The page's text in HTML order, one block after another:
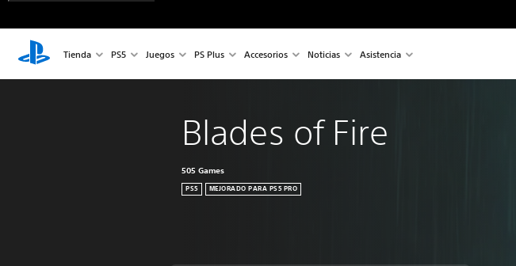
Tienda PS5 Juegos PS Plus Accesorios Noticias Asistencia
Blades of Fire
505 Games
PS5 MEJORADO PARA PS5 PRO